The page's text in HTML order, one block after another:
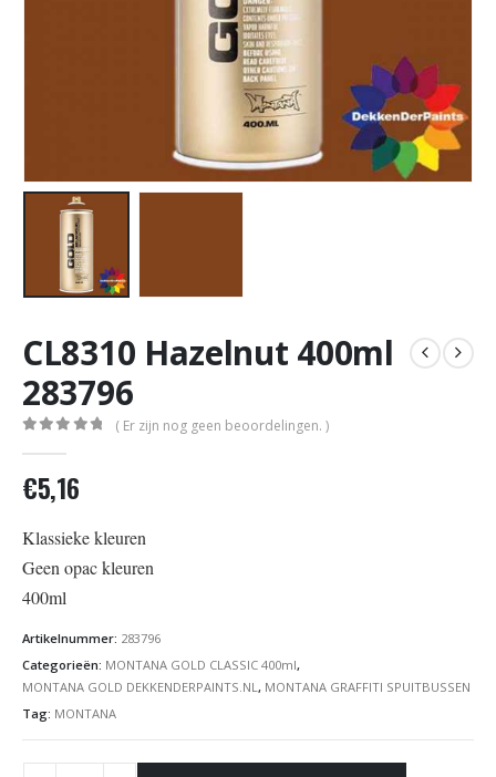
CL8310 Hazelnut 400ml
283796
( Er zijn nog geen beoordelingen. )
€5,16
Klassieke kleuren
Geen opac kleuren
400ml
Artikelnummer: 283796
Categorieën: MONTANA GOLD CLASSIC 400ml,
MONTANA GOLD DEKKENDERPAINTS.NL , MONTANA GRAFFITI SPUITBUSSEN
Tag: MONTANA